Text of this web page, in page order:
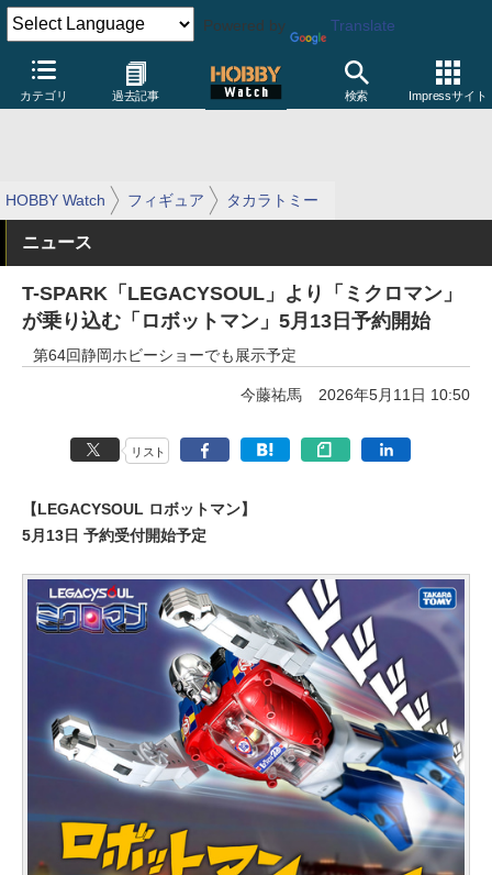
Powered by Translate
カテゴリ 過去記事 検索 Impressサイト
HOBBY Watch フィギュア タカラトミー
ニュース
T-SPARK「LEGACYSOUL」より「ミクロマン」
が乗り込む「ロボットマン」5月13日予約開始
第64回静岡ホビーショーでも展示予定
今藤祐馬 2026年5月11日 10:50
リスト
【LEGACYSOUL ロボットマン】
5月13日 予約受付開始予定